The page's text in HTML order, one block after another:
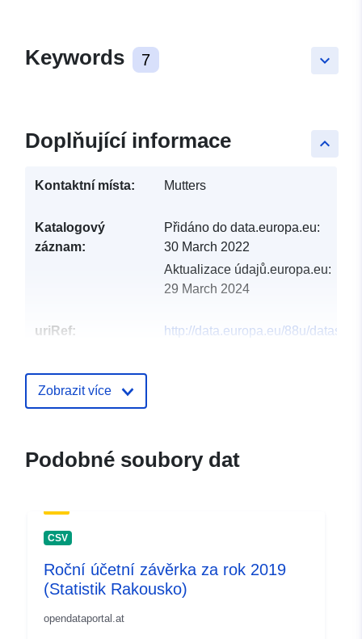
keyboard_arrow_down
Keywords 7
keyboard_arrow_up
Doplňující informace
Kontaktní místa: Mutters
Katalogový
záznam:
Přidáno do data.europa.eu:
30 March 2022
Aktualizace údajů.europa.eu:
29 March 2024
uriRef:
http://data.europa.eu/88u/
Zobrazit více
Podobné soubory dat
CSV
Roční účetní závěrka za rok 2019
(Statistik Rakousko)
opendataportal.at